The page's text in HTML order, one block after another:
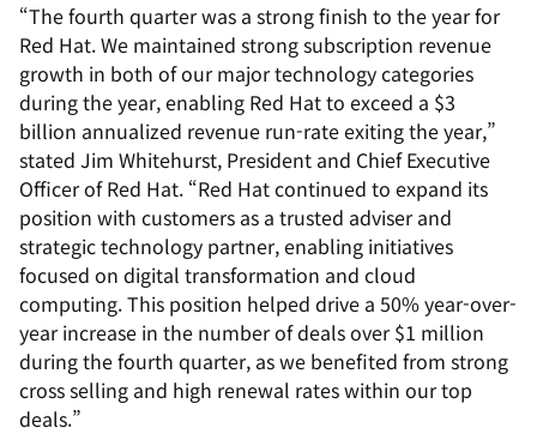
“The fourth quarter was a strong finish to the year for
Red Hat. We maintained strong subscription revenue
growth in both of our major technology categories
during the year, enabling Red Hat to exceed a $3
billion annualized revenue run-rate exiting the year,”
stated Jim Whitehurst, President and Chief Executive
Officer of Red Hat. “Red Hat continued to expand its
position with customers as a trusted adviser and
strategic technology partner, enabling initiatives
focused on digital transformation and cloud
computing. This position helped drive a 50% year-over-
year increase in the number of deals over $1 million
during the fourth quarter, as we benefited from strong
cross selling and high renewal rates within our top
deals.”